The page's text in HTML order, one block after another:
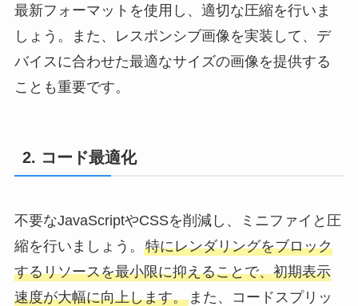
最新フォーマットを使用し、適切な圧縮を行いま
しょう。また、レスポンシブ画像を実装して、デ
バイスに合わせた最適なサイズの画像を提供する
ことも重要です。
2. コード最適化
不要なJavaScriptやCSSを削減し、ミニファイと圧
縮を行いましょう。 特にレンダリングをブロック
するリソースを最小限に抑えることで、初期表示
速度が大幅に向上します。また、コードスプリッ